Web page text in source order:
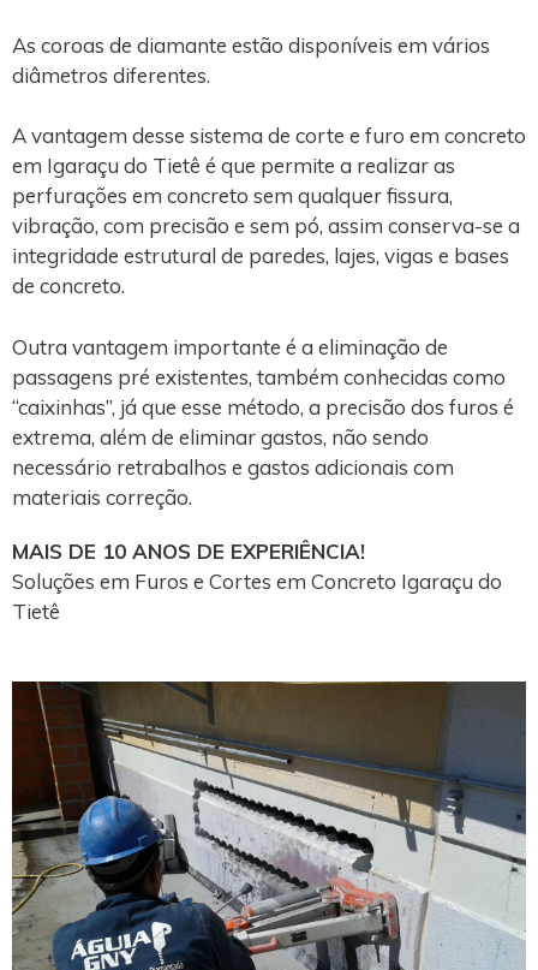
As coroas de diamante estão disponíveis em vários
diâmetros diferentes.
A vantagem desse sistema de corte e furo em concreto
em Igaraçu do Tietê é que permite a realizar as
perfurações em concreto sem qualquer fissura,
vibração, com precisão e sem pó, assim conserva-se a
integridade estrutural de paredes, lajes, vigas e bases
de concreto.
Outra vantagem importante é a eliminação de
passagens pré existentes, também conhecidas como
“caixinhas”, já que esse método, a precisão dos furos é
extrema, além de eliminar gastos, não sendo
necessário retrabalhos e gastos adicionais com
materiais correção.
MAIS DE 10 ANOS DE EXPERIÊNCIA!
Soluções em Furos e Cortes em Concreto Igaraçu do
Tietê